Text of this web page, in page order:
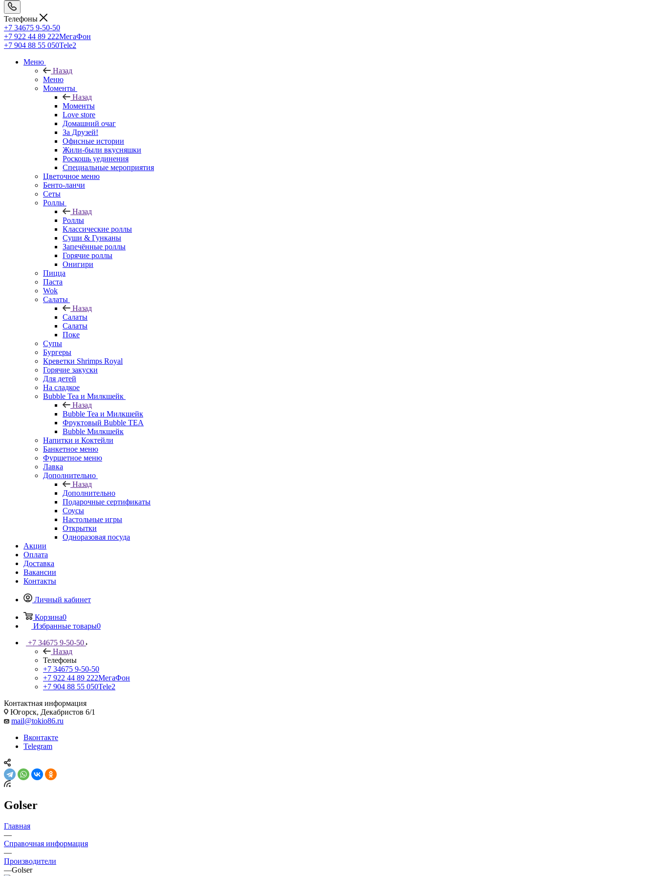
Телефоны
+7 34675 9-50-50
+7 922 44 89 222МегаФон
+7 904 88 55 050Tele2
Меню
Назад
Меню
Моменты
Назад
Моменты
Love store
Домашний очаг
За Друзей!
Офисные истории
Жили-были вкусняшки
Роскошь уединения
Специальные мероприятия
Цветочное меню
Бенто-ланчи
Сеты
Роллы
Назад
Роллы
Классические роллы
Суши & Гунканы
Запечённые роллы
Горячие роллы
Онигири
Пицца
Паста
Wok
Салаты
Назад
Салаты
Салаты
Поке
Супы
Бургеры
Креветки Shrimps Royal
Горячие закуски
Для детей
На сладкое
Bubble Tea и Милкшейк
Назад
Bubble Tea и Милкшейк
Фруктовый Bubble TEA
Bubble Милкшейк
Напитки и Коктейли
Банкетное меню
Фуршетное меню
Лавка
Дополнительно
Назад
Дополнительно
Подарочные сертификаты
Соусы
Настольные игры
Открытки
Одноразовая посуда
Акции
Оплата
Доставка
Вакансии
Контакты
Личный кабинет
Корзина0
Избранные товары0
+7 34675 9-50-50
Назад
Телефоны
+7 34675 9-50-50
+7 922 44 89 222МегаФон
+7 904 88 55 050Tele2
Контактная информация
Югорск, Декабристов 6/1
mail@tokio86.ru
Вконтакте
Telegram
Golser
Главная
—
Справочная информация
—
Производители
—Golser